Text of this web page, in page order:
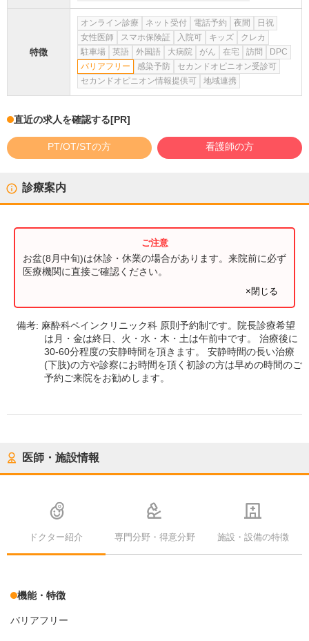
特徴
オンライン診療 ネット受付 電話予約 夜間
日祝
女性医師
スマホ保険証 入院可 キッズ
クレカ
駐車場
英語 外国語 大病院 がん 在宅 訪問
DPC
バリアフリー
感染予防
セカンドオピニオン受診可
セカンドオピニオン情報提供可
地域連携
直近の求人を確認する[PR]
PT/OT/STの方 看護師の方
診療案内
お盆(8月中旬)は休診・休業の場合があります。来院前に必ず
医療機関に直接ご確認ください。
×閉じる
備考: 麻酔科ペインクリニック科 原則予約制です。院長診療希望
は月・金は終日、火・水・木・土は午前中です。 治療後に
30-60分程度の安静時間を頂きます。 安静時間の長い治療
(下肢)の方や診察にお時間を頂く初診の方は早めの時間のご
予約ご来院をお勧めします。
医師・施設情報
ドクター紹介 専門分野・得意分野 施設・設備の特徴
機能・特徴
バリアフリー